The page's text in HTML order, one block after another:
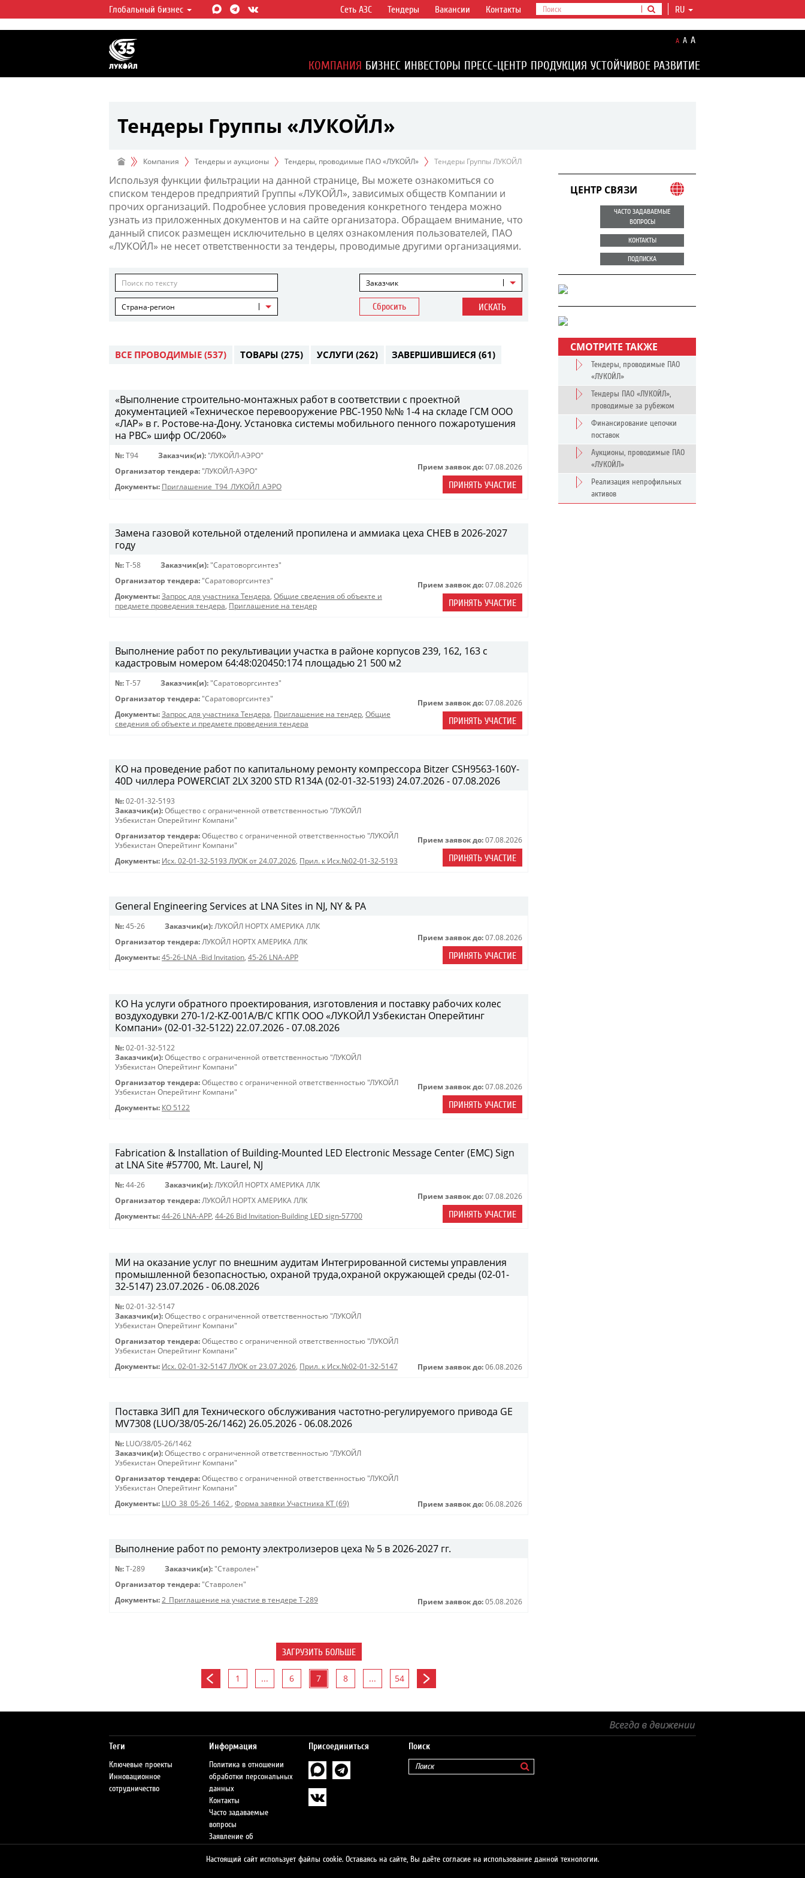
ЛУКОЙЛ СЕГОДНЯ
ЛУКОЙЛ — одна из крупнейших вертикально
интегрированных нефтегазовых компаний в
мире, на долю которой приходится более 2%
мировой добычи нефти и около 1% доказанных
Глобальный бизнес RU
Сеть АЗС Тендеры Вакансии Контакты
A A A
КОМПАНИЯ БИЗНЕС ИНВЕСТОРЫ ПРЕСС-ЦЕНТР ПРОДУКЦИЯ УСТОЙЧИВОЕ РАЗВИТИЕ
Тендеры Группы «ЛУКОЙЛ»
Компания Тендеры и аукционы Тендеры, проводимые ПАО «ЛУКОЙЛ» Тендеры Группы ЛУКОЙЛ
Используя функции фильтрации на данной странице, Вы можете ознакомиться со
списком тендеров предприятий Группы «ЛУКОЙЛ», зависимых обществ Компании и
прочих организаций. Подробнее условия проведения конкретного тендера можно
узнать из приложенных документов и на сайте организатора. Обращаем внимание, что
данный список размещен исключительно в целях ознакомления пользователей, ПАО
«ЛУКОЙЛ» не несет ответственности за тендеры, проводимые другими организациями.
Заказчик
Страна-регион Сбросить ИСКАТЬ
ВСЕ ПРОВОДИМЫЕ (537) ТОВАРЫ (275) УСЛУГИ (262) ЗАВЕРШИВШИЕСЯ (61)
«Выполнение строительно-монтажных работ в соответствии с проектной
документацией «Техническое перевооружение РВС-1950 №№ 1-4 на складе ГСМ ООО
«ЛАР» в г. Ростове-на-Дону. Установка системы мобильного пенного пожаротушения
на РВС» шифр ОС/2060»
№: Т94 Заказчик(и): "ЛУКОЙЛ-АЭРО"
Организатор тендера: "ЛУКОЙЛ-АЭРО"
Документы: Приглашение_Т94_ЛУКОЙЛ_АЭРО
Прием заявок до: 07.08.2026
ПРИНЯТЬ УЧАСТИЕ
Замена газовой котельной отделений пропилена и аммиака цеха СНЕВ в 2026-2027
году
№: Т-58 Заказчик(и): "Саратоворгсинтез"
Организатор тендера: "Саратоворгсинтез"
Документы: Запрос для участника Тендера, Общие сведения об объекте и
предмете проведения тендера, Приглашение на тендер
Прием заявок до: 07.08.2026
ПРИНЯТЬ УЧАСТИЕ
Выполнение работ по рекультивации участка в районе корпусов 239, 162, 163 с
кадастровым номером 64:48:020450:174 площадью 21 500 м2
№: T-57 Заказчик(и): "Саратоворгсинтез"
Организатор тендера: "Саратоворгсинтез"
Документы: Запрос для участника Тендера, Приглашение на тендер, Общие
сведения об объекте и предмете проведения тендера
Прием заявок до: 07.08.2026
ПРИНЯТЬ УЧАСТИЕ
КО на проведение работ по капитальному ремонту компрессора Bitzer CSH9563-160Y-
40D чиллера POWERCIAT 2LX 3200 STD R134A (02-01-32-5193) 24.07.2026 - 07.08.2026
№: 02-01-32-5193
Заказчик(и): Общество с ограниченной ответственностью "ЛУКОЙЛ
Узбекистан Оперейтинг Компани"
Организатор тендера: Общество с ограниченной ответственностью "ЛУКОЙЛ
Узбекистан Оперейтинг Компани"
Документы: Исх. 02-01-32-5193 ЛУОК от 24.07.2026, Прил. к Исх.№02-01-32-5193
Прием заявок до: 07.08.2026
ПРИНЯТЬ УЧАСТИЕ
General Engineering Services at LNA Sites in NJ, NY & PA
№: 45-26 Заказчик(и): ЛУКОЙЛ НОРТХ АМЕРИКА ЛЛК
Организатор тендера: ЛУКОЙЛ НОРТХ АМЕРИКА ЛЛК
Документы: 45-26-LNA -Bid Invitation, 45-26 LNA-APP
Прием заявок до: 07.08.2026
ПРИНЯТЬ УЧАСТИЕ
КО На услуги обратного проектирования, изготовления и поставку рабочих колес
воздуходувки 270-1/2-KZ-001A/B/C КГПК OOO «ЛУКОЙЛ Узбекистан Оперейтинг
Компани» (02-01-32-5122) 22.07.2026 - 07.08.2026
№: 02-01-32-5122
Заказчик(и): Общество с ограниченной ответственностью "ЛУКОЙЛ
Узбекистан Оперейтинг Компани"
Организатор тендера: Общество с ограниченной ответственностью "ЛУКОЙЛ
Узбекистан Оперейтинг Компани"
Документы: КО 5122
Прием заявок до: 07.08.2026
ПРИНЯТЬ УЧАСТИЕ
Fabrication & Installation of Building-Mounted LED Electronic Message Center (EMC) Sign
at LNA Site #57700, Mt. Laurel, NJ
№: 44-26 Заказчик(и): ЛУКОЙЛ НОРТХ АМЕРИКА ЛЛК
Организатор тендера: ЛУКОЙЛ НОРТХ АМЕРИКА ЛЛК
Документы: 44-26 LNA-APP, 44-26 Bid Invitation-Building LED sign-57700
Прием заявок до: 07.08.2026
ПРИНЯТЬ УЧАСТИЕ
МИ на оказание услуг по внешним аудитам Интегрированной системы управления
промышленной безопасностью, охраной труда,охраной окружающей среды (02-01-
32-5147) 23.07.2026 - 06.08.2026
№: 02-01-32-5147
Заказчик(и): Общество с ограниченной ответственностью "ЛУКОЙЛ
Узбекистан Оперейтинг Компани"
Организатор тендера: Общество с ограниченной ответственностью "ЛУКОЙЛ
Узбекистан Оперейтинг Компани"
Документы: Исх. 02-01-32-5147 ЛУОК от 23.07.2026, Прил. к Исх.№02-01-32-5147 Прием заявок до: 06.08.2026
Поставка ЗИП для Технического обслуживания частотно-регулируемого привода GE
MV7308 (LUO/38/05-26/1462) 26.05.2026 - 06.08.2026
№: LUO/38/05-26/1462
Заказчик(и): Общество с ограниченной ответственностью "ЛУКОЙЛ
Узбекистан Оперейтинг Компани"
Организатор тендера: Общество с ограниченной ответственностью "ЛУКОЙЛ
Узбекистан Оперейтинг Компани"
Документы: LUO_38_05-26_1462 , Форма заявки Участника КТ (69) Прием заявок до: 06.08.2026
Выполнение работ по ремонту электролизеров цеха № 5 в 2026-2027 гг.
№: Т-289 Заказчик(и): "Ставролен"
Организатор тендера: "Ставролен"
Документы: 2_Приглашение на участие в тендере Т-289 Прием заявок до: 05.08.2026
ЗАГРУЗИТЬ БОЛЬШЕ
1 ... 6 7 8 ... 54
ЦЕНТР СВЯЗИ
ЧАСТО ЗАДАВАЕМЫЕ
ВОПРОСЫ
КОНТАКТЫ
ПОДПИСКА
СМОТРИТЕ ТАКЖЕ
Тендеры, проводимые ПАО
«ЛУКОЙЛ»
Тендеры ПАО «ЛУКОЙЛ»,
проводимые за рубежом
Финансирование цепочки
поставок
Аукционы, проводимые ПАО
«ЛУКОЙЛ»
Реализация непрофильных
активов
Теги
Ключевые проекты
Инновационное
сотрудничество
Информация
Политика в отношении
обработки персональных
данных
Контакты
Часто задаваемые
вопросы
Заявление об
Сеть АЗС
Присоединиться Поиск
Настоящий сайт использует файлы cookie. Оставаясь на сайте, Вы даёте согласие на использование данной технологии.